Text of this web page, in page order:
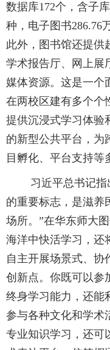
数据库172个，含子
种，电子图书286.76
此外，图书馆还提供
学术报告厅、网上展
媒体资源。这是一个
在两校区建有多个个
提供沉浸式学习体验
的新型公共平台，为
目孵化、平台支持等
习近平总书记指
的重要标志，是滋养
场所。”在华东师大
海洋中快活学习，还
自主开展场景式、协
创新点。你既可以参
终身学习能力，还能
参与各种文化和学术
专业知识学习，还可